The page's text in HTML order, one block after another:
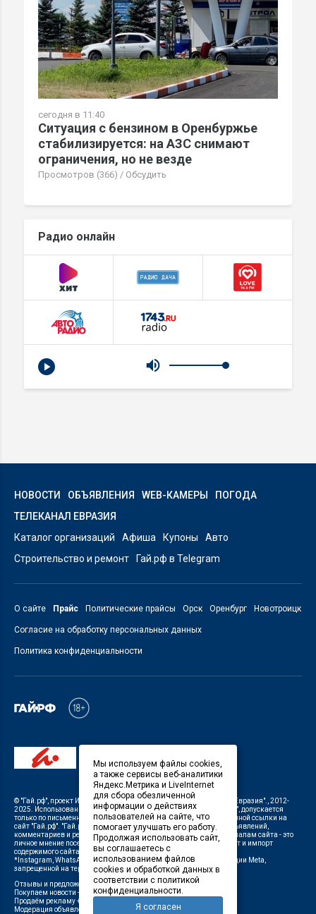
сегодня в 11:40
Ситуация с бензином в Оренбуржье
стабилизируется: на АЗС снимают
ограничения, но не везде
Просмотров (366) / Обсудить
Радио онлайн
НОВОСТИ ОБЪЯВЛЕНИЯ WEB-КАМЕРЫ
ПОГОДА
ТЕЛЕКАНАЛ ЕВРАЗИЯ
Каталог организаций
Афиша Купоны
Авто
Строительство и ремонт
Гай.рф в Telegram
О сайте Прайс Политические прайсы Орск Оренбург Новотроицк
Согласие на обработку персональных данных
Политика конфиденциальности
© "Гай.рф" , проект ИП Савин В.В. Служба информации: ООО "ТРК "Евразия".
, 2012-
2025. Использование материалов, размещенных на сайте
"Гай.рф" , допускается
только по письменному разрешению Редакции с указанием активной ссылки на
сайт "Гай.рф" "Гай.рф"
не несет ответственности за содержание объявлений,
комментариев и рекламных материалов. Комментарии к материалам сайта - это
личное мнение посетителей сайта. Любой автоматический экспорт и импорт
содержимого сайта запрещен.
*Instagram, WhatsApp (Ватсап), Facebook (принадлежат корпорации Meta,
запрещенной на территории Российской Федерации)
Отзывы и предложения о работе портала: orsk@orsk.ru
Покупаем новости +7(35362) 50-100,50100@orsk.ru
Продаём рекламу +7 (3537) 25-08-07,
Модерация объявлений +7 (905) 896-71-28
Мы используем файлы cookies,
а также сервисы веб-аналитики
Яндекс.Метрика и LiveInternet
для сбора обезличенной
информации о действиях
пользователей на сайте, что
помогает улучшать его работу.
Продолжая использовать сайт,
вы соглашаетесь с
использованием файлов
cookies и обработкой данных в
соответствии с политикой
конфиденциальности.
Я согласен